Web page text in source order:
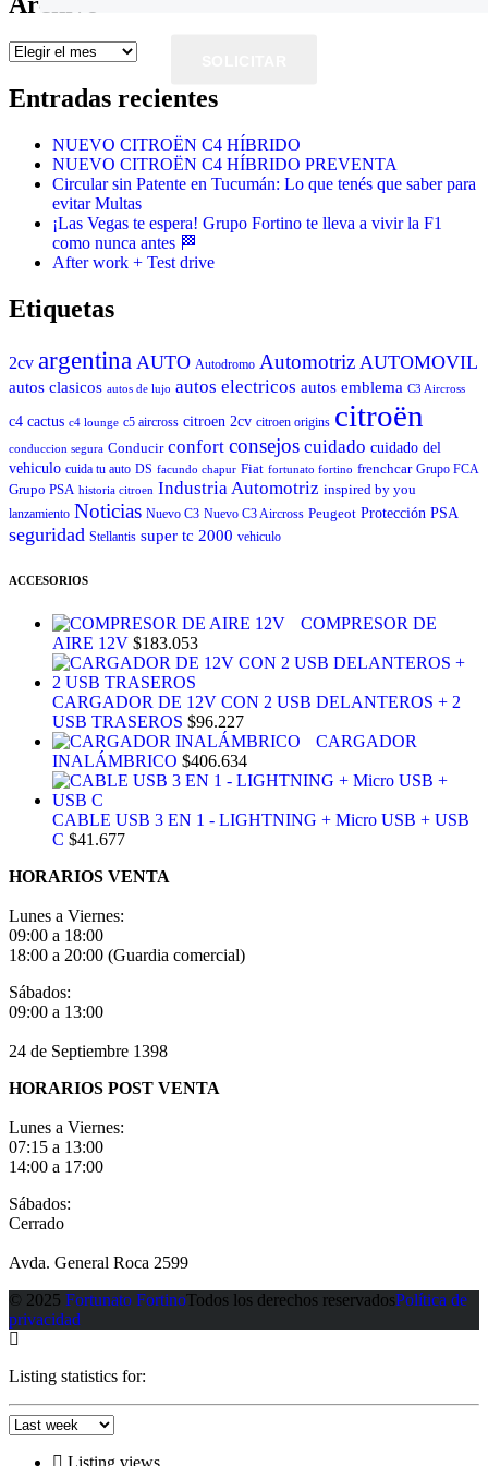
Archivo
Entradas recientes
NUEVO CITROËN C4 HÍBRIDO
NUEVO CITROËN C4 HÍBRIDO PREVENTA
Circular sin Patente en Tucumán: Lo que tenés que saber para
evitar Multas
¡Las Vegas te espera! Grupo Fortino te lleva a vivir la F1
como nunca antes 🏁
After work + Test drive
Etiquetas
2cv argentina AUTO Autodromo Automotriz AUTOMOVIL
autos clasicos autos de lujo autos electricos autos emblema C3 Aircross
c4 cactus c4 lounge c5 aircross citroen 2cv citroen origins citroën
conduccion segura Conducir confort consejos cuidado cuidado del
vehiculo cuida tu auto DS facundo chapur Fiat fortunato fortino frenchcar Grupo FCA
Grupo PSA historia citroen Industria Automotriz inspired by you
lanzamiento Noticias Nuevo C3 Nuevo C3 Aircross Peugeot Protección PSA
seguridad Stellantis super tc 2000 vehiculo
ACCESORIOS
COMPRESOR DE
AIRE 12V $183.053
CARGADOR DE 12V CON 2 USB DELANTEROS + 2
USB TRASEROS $96.227
CARGADOR
INALÁMBRICO $406.634
CABLE USB 3 EN 1 - LIGHTNING + Micro USB + USB
C $41.677
HORARIOS VENTA
Lunes a Viernes:
09:00 a 18:00
18:00 a 20:00 (Guardia comercial)
Sábados:
09:00 a 13:00
24 de Septiembre 1398
HORARIOS POST VENTA
Lunes a Viernes:
07:15 a 13:00
14:00 a 17:00
Sábados:
Cerrado
Avda. General Roca 2599
© 2025 Fortunato FortinoTodos los derechos reservadosPolítica de
privacidad
Listing statistics for:
Listing views